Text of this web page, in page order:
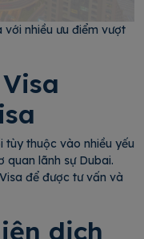
với nhiều ưu điểm vượt
tùy thuộc vào nhiều yếu
lãnh sự Dubai.
để được tư vấn và
dịch